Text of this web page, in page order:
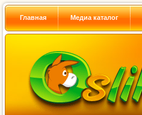
Главная Медиа каталог